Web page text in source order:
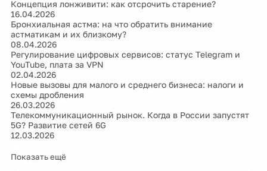
Концепция лонживити: как отсрочить старение?
16.04.2026
Бронхиальная астма: на что обратить внимание
астматикам и их близкому?
08.04.2026
Регулирование цифровых сервисов: статус Telegram и
YouTube, плата за VPN
02.04.2026
Новые вызовы для малого и среднего бизнеса: налоги и
схемы дробления
26.03.2026
Телекоммуникационный рынок. Когда в России запустят
5G? Развитие сетей 6G
12.03.2026
Показать ещё